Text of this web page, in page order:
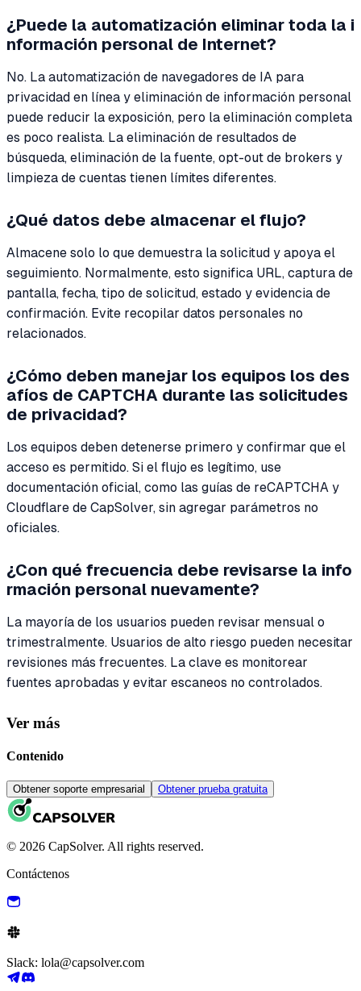
¿Puede la automatización eliminar toda la i
nformación personal de Internet?
No. La automatización de navegadores de IA para
privacidad en línea y eliminación de información personal
puede reducir la exposición, pero la eliminación completa
es poco realista. La eliminación de resultados de
búsqueda, eliminación de la fuente, opt-out de brokers y
limpieza de cuentas tienen límites diferentes.
¿Qué datos debe almacenar el flujo?
Almacene solo lo que demuestra la solicitud y apoya el
seguimiento. Normalmente, esto significa URL, captura de
pantalla, fecha, tipo de solicitud, estado y evidencia de
confirmación. Evite recopilar datos personales no
relacionados.
¿Cómo deben manejar los equipos los des
afíos de CAPTCHA durante las solicitudes
de privacidad?
Los equipos deben detenerse primero y confirmar que el
acceso es permitido. Si el flujo es legítimo, use
documentación oficial, como las guías de reCAPTCHA y
Cloudflare de CapSolver, sin agregar parámetros no
oficiales.
¿Con qué frecuencia debe revisarse la info
rmación personal nuevamente?
La mayoría de los usuarios pueden revisar mensual o
trimestralmente. Usuarios de alto riesgo pueden necesitar
revisiones más frecuentes. La clave es monitorear
fuentes aprobadas y evitar escaneos no controlados.
Ver más
Contenido
Obtener soporte empresarial Obtener prueba gratuita
© 2026 CapSolver. All rights reserved.
Contáctenos
Slack: lola@capsolver.com